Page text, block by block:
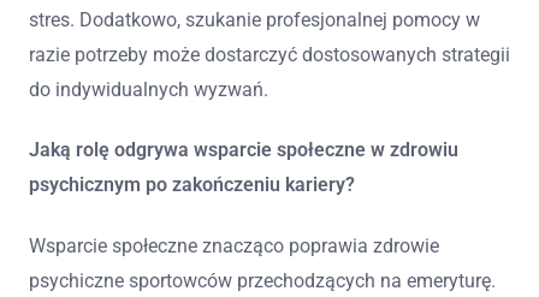
stres. Dodatkowo, szukanie profesjonalnej pomocy w
razie potrzeby może dostarczyć dostosowanych strategii
do indywidualnych wyzwań.
Jaką rolę odgrywa wsparcie społeczne w zdrowiu
psychicznym po zakończeniu kariery?
Wsparcie społeczne znacząco poprawia zdrowie
psychiczne sportowców przechodzących na emeryturę.